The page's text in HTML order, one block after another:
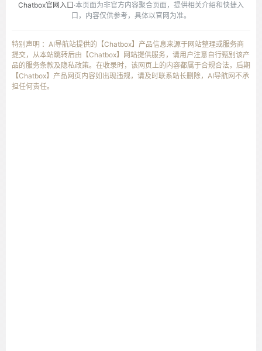
Chatbox官网入口 ·本页面为非官方内容聚合页面，提供相关介绍和快捷入
口，内容仅供参考，具体以官网为准。
特别声明 ：AI导航站提供的【Chatbox】产品信息来源于网站整理或服务商
提交，从本站跳转后由【Chatbox】网站提供服务，请用户注意自行甄别该产
品的服务条款及隐私政策。在收录时，该网页上的内容都属于合规合法，后期
【Chatbox】产品网页内容如出现违规，请及时联系站长删除，AI导航网不承
担任何责任。